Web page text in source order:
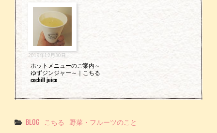
2019年12月30日
ホットメニューのご案内～
ゆずジンジャー～｜こちる
cochill juice
Categories
BLOG こちる 野菜・フルーツのこと